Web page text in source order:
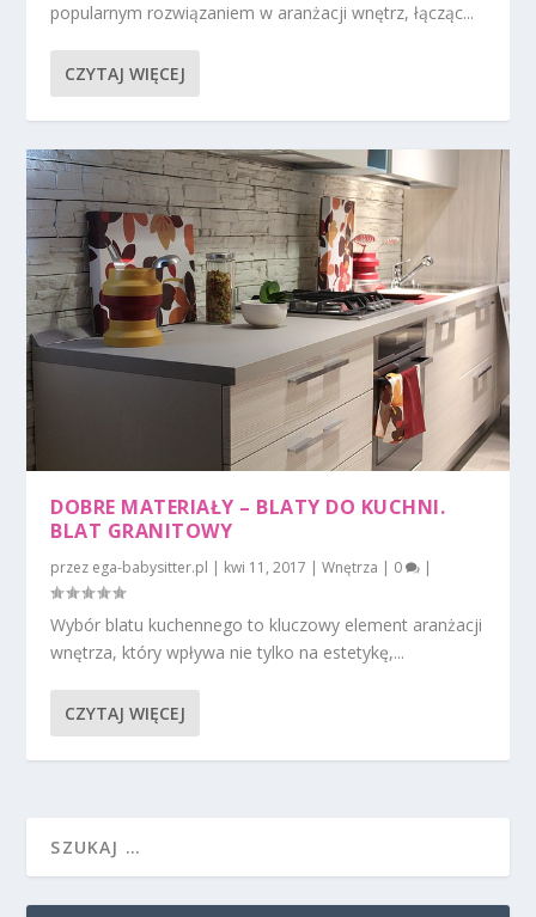
popularnym rozwiązaniem w aranżacji wnętrz, łącząc...
CZYTAJ WIĘCEJ
DOBRE MATERIAŁY – BLATY DO KUCHNI.
BLAT GRANITOWY
przez ega-babysitter.pl | kwi 11, 2017 |Wnętrza | 0 |
Wybór blatu kuchennego to kluczowy element aranżacji
wnętrza, który wpływa nie tylko na estetykę,...
CZYTAJ WIĘCEJ